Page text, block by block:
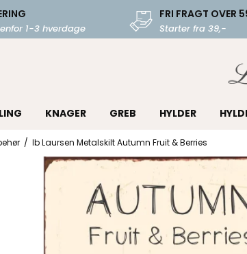
1-3 hverdage
FRI FRAGT OVER
Starter fra 39,-
KNAGER GREB HYLDER
/ Ib Laursen Metalskilt Autumn Fruit & Berries